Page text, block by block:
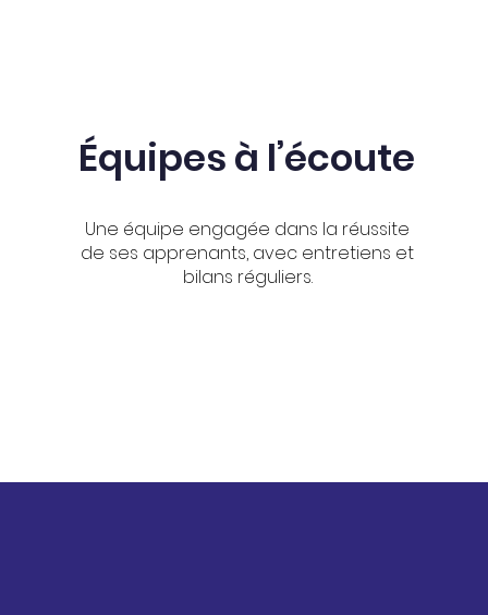
Équipes à l’écoute
Une équipe engagée dans la réussite
de ses apprenants, avec entretiens et
bilans réguliers.